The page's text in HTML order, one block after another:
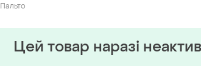
Пальто
Цей товар наразi